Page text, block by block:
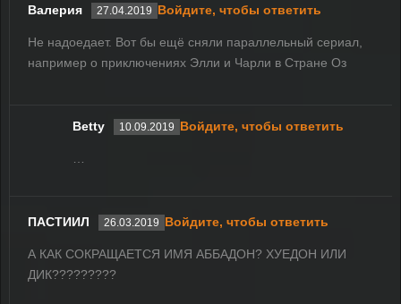
Валерия 27.04.2019 Войдите, чтобы ответить
Не надоедает. Вот бы ещё сняли параллельный сериал,
например о приключениях Элли и Чарли в Стране Оз
Betty 10.09.2019 Войдите, чтобы ответить
ПАСТИИЛ 26.03.2019 Войдите, чтобы ответить
А КАК СОКРАЩАЕТСЯ ИМЯ АББАДОН? ХУЕДОН ИЛИ
ДИК?????????